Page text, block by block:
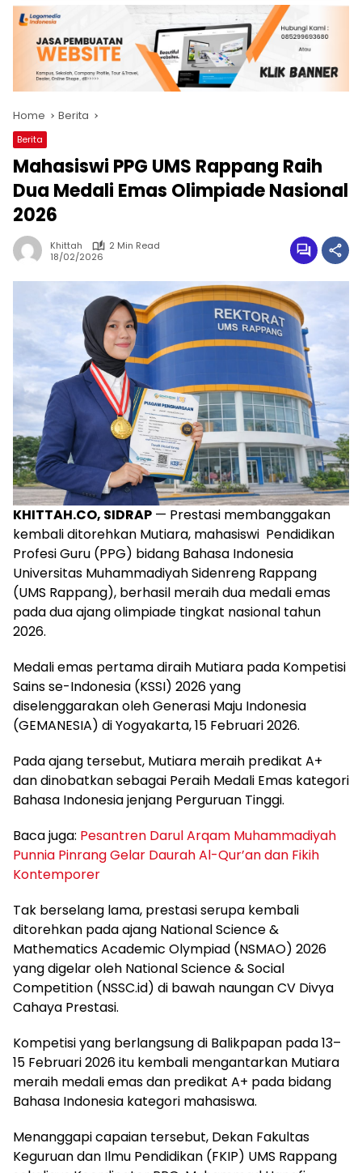
Home Berita
Berita
Mahasiswi PPG UMS Rappang Raih
Dua Medali Emas Olimpiade Nasional
2026
Khittah
2 Min Read
18/02/2026
KHITTAH.CO, SIDRAP — Prestasi membanggakan
kembali ditorehkan Mutiara, mahasiswi Pendidikan
Profesi Guru (PPG) bidang Bahasa Indonesia
Universitas Muhammadiyah Sidenreng Rappang
(UMS Rappang), berhasil meraih dua medali emas
pada dua ajang olimpiade tingkat nasional tahun
2026.
Medali emas pertama diraih Mutiara pada Kompetisi
Sains se-Indonesia (KSSI) 2026 yang
diselenggarakan oleh Generasi Maju Indonesia
(GEMANESIA) di Yogyakarta, 15 Februari 2026.
Pada ajang tersebut, Mutiara meraih predikat A+
dan dinobatkan sebagai Peraih Medali Emas kategori
Bahasa Indonesia jenjang Perguruan Tinggi.
Baca juga: Pesantren Darul Arqam Muhammadiyah
Punnia Pinrang Gelar Daurah Al-Qur’an dan Fikih
Kontemporer
Tak berselang lama, prestasi serupa kembali
ditorehkan pada ajang National Science &
Mathematics Academic Olympiad (NSMAO) 2026
yang digelar oleh National Science & Social
Competition (NSSC.id) di bawah naungan CV Divya
Cahaya Prestasi.
Kompetisi yang berlangsung di Balikpapan pada 13–
15 Februari 2026 itu kembali mengantarkan Mutiara
meraih medali emas dan predikat A+ pada bidang
Bahasa Indonesia kategori mahasiswa.
Menanggapi capaian tersebut, Dekan Fakultas
Keguruan dan Ilmu Pendidikan (FKIP) UMS Rappang